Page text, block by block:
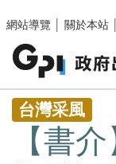
網站導覽
關於本站
:::
台灣采風
【書